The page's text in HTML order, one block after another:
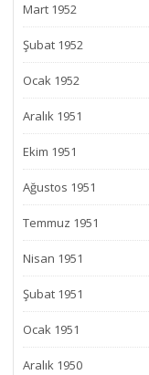
Mart 1952
Şubat 1952
Ocak 1952
Aralık 1951
Ekim 1951
Ağustos 1951
Temmuz 1951
Nisan 1951
Şubat 1951
Ocak 1951
Aralık 1950